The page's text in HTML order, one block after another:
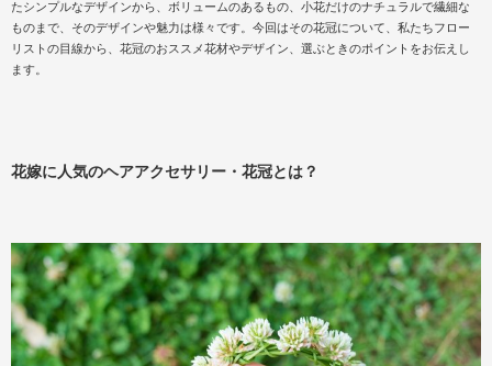
たシンプルなデザインから、ボリュームのあるもの、小花だけのナチュラルで繊細な
ものまで、そのデザインや魅力は様々です。今回はその花冠について、私たちフロー
リストの目線から、花冠のおススメ花材やデザイン、選ぶときのポイントをお伝えし
ます。
花嫁に人気のヘアアクセサリー・花冠とは？